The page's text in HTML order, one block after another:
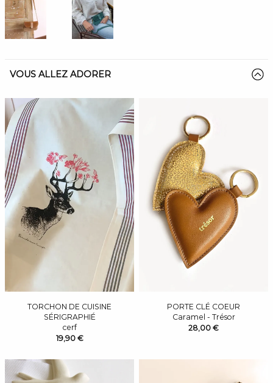
VOUS ALLEZ ADORER
TORCHON DE CUISINE
SÉRIGRAPHIÉ
cerf
19,90 €
PORTE CLÉ COEUR
Caramel - Trésor
28,00 €